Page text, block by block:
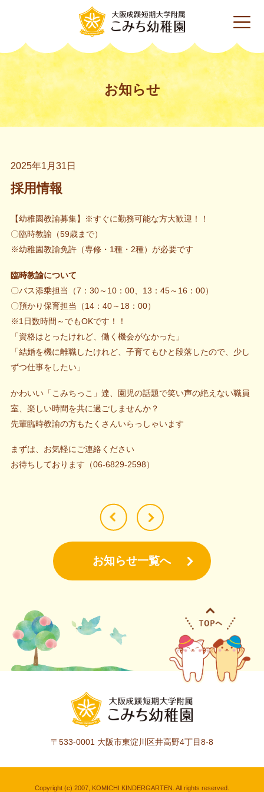
お知らせ
2025年1月31日
採用情報
【幼稚園教諭募集】※すぐに勤務可能な方大歓迎！！
〇臨時教諭（59歳まで）
※幼稚園教諭免許（専修・1種・2種）が必要です
臨時教諭について
〇バス添乗担当（7：30～10：00、13：45～16：00）
〇預かり保育担当（14：40～18：00）
※1日数時間～でもOKです！！
「資格はとったけれど、働く機会がなかった」
「結婚を機に離職したけれど、子育てもひと段落したので、少し
ずつ仕事をしたい」
かわいい「こみちっこ」達、園児の話題で笑い声の絶えない職員
室、楽しい時間を共に過ごしませんか？
先輩臨時教諭の方もたくさんいらっしゃいます
まずは、お気軽にご連絡ください
お待ちしております（06-6829-2598）
お知らせ一覧へ
〒533-0001 大阪市東淀川区井高野4丁目8-8
Copyright (c) 2007, KOMICHI KINDERGARTEN. All rights reserved.